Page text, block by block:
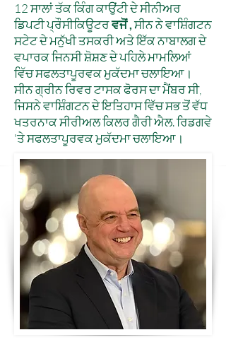
12 ਸਾਲਾਂ ਤੱਕ ਕਿੰਗ ਕਾਉਂਟੀ ਦੇ ਸੀਨੀਅਰ
ਡਿਪਟੀ ਪ੍ਰੌਸੀਕਿਊਟਰਵਜੋਂ,ਸੀਨ ਨੇ ਵਾਸ਼ਿੰਗਟਨ
ਸਟੇਟ ਦੇ ਮਨੁੱਖੀ ਤਸਕਰੀ ਅਤੇ ਇੱਕ ਨਾਬਾਲਗ ਦੇ
ਵਪਾਰਕ ਜਿਨਸੀ ਸ਼ੋਸ਼ਣ ਦੇ ਪਹਿਲੇ ਮਾਮਲਿਆਂ
ਵਿੱਚ ਸਫਲਤਾਪੂਰਵਕ ਮੁਕੱਦਮਾ ਚਲਾਇਆ।
ਸੀਨ ਗ੍ਰੀਨ ਰਿਵਰ ਟਾਸਕ ਫੋਰਸ ਦਾ ਮੈਂਬਰ ਸੀ,
ਜਿਸਨੇ ਵਾਸ਼ਿੰਗਟਨ ਦੇ ਇਤਿਹਾਸ ਵਿੱਚ ਸਭ ਤੋਂ ਵੱਧ
ਖਤਰਨਾਕ ਸੀਰੀਅਲ ਕਿਲਰ ਗੈਰੀ ਐਲ. ਰਿਡਗਵੇ
'ਤੇ ਸਫਲਤਾਪੂਰਵਕ ਮੁਕੱਦਮਾ ਚਲਾਇਆ।